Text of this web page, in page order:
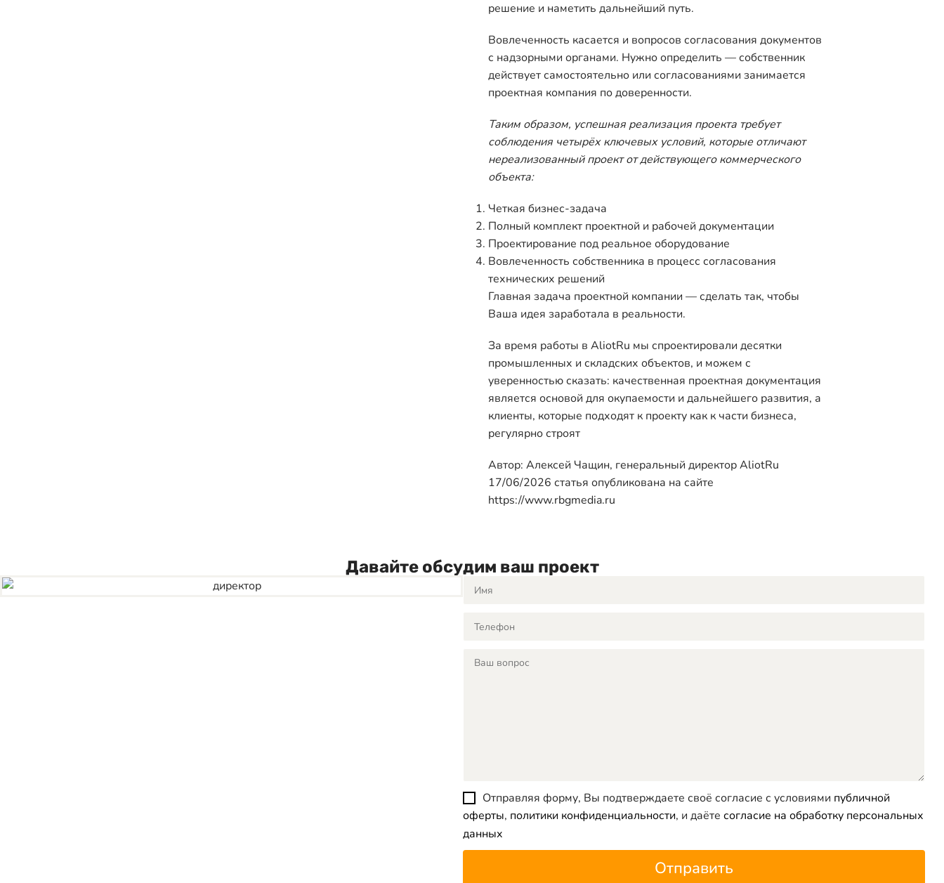
решение и наметить дальнейший путь.
Вовлеченность касается и вопросов согласования документов
с надзорными органами. Нужно определить — собственник
действует самостоятельно или согласованиями занимается
проектная компания по доверенности.
Таким образом, успешная реализация проекта требует
соблюдения четырёх ключевых условий, которые отличают
нереализованный проект от действующего коммерческого
объекта:
Четкая бизнес-задача
Полный комплект проектной и рабочей документации
Проектирование под реальное оборудование
Вовлеченность собственника в процесс согласования
технических решений
Главная задача проектной компании — сделать так, чтобы
Ваша идея заработала в реальности.
За время работы в AliotRu мы спроектировали десятки
промышленных и складских объектов, и можем с
уверенностью сказать: качественная проектная документация
является основой для окупаемости и дальнейшего развития, а
клиенты, которые подходят к проекту как к части бизнеса,
регулярно строят
Автор: Алексей Чащин, генеральный директор AliotRu
17/06/2026 статья опубликована на сайте
https://www.rbgmedia.ru
Давайте обсудим ваш проект
Отправляя форму, Вы подтверждаете своё согласие с условиями публичной
оферты, политики конфиденциальности, и даёте согласие на обработку персональных
данных
Отправить